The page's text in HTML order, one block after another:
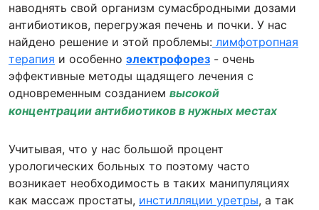
наводнять свой организм сумасбродными дозами
антибиотиков, перегружая печень и почки. У нас
найдено решение и этой проблемы: лимфотропная
терапия и особенно электрофорез - очень
эффективные методы щадящего лечения с
одновременным созданием высокой
концентрации антибиотиков в нужных местах
Учитывая, что у нас большой процент
урологических больных то поэтому часто
возникает необходимость в таких манипуляциях
как массаж простаты, инстилляции уретры, а так